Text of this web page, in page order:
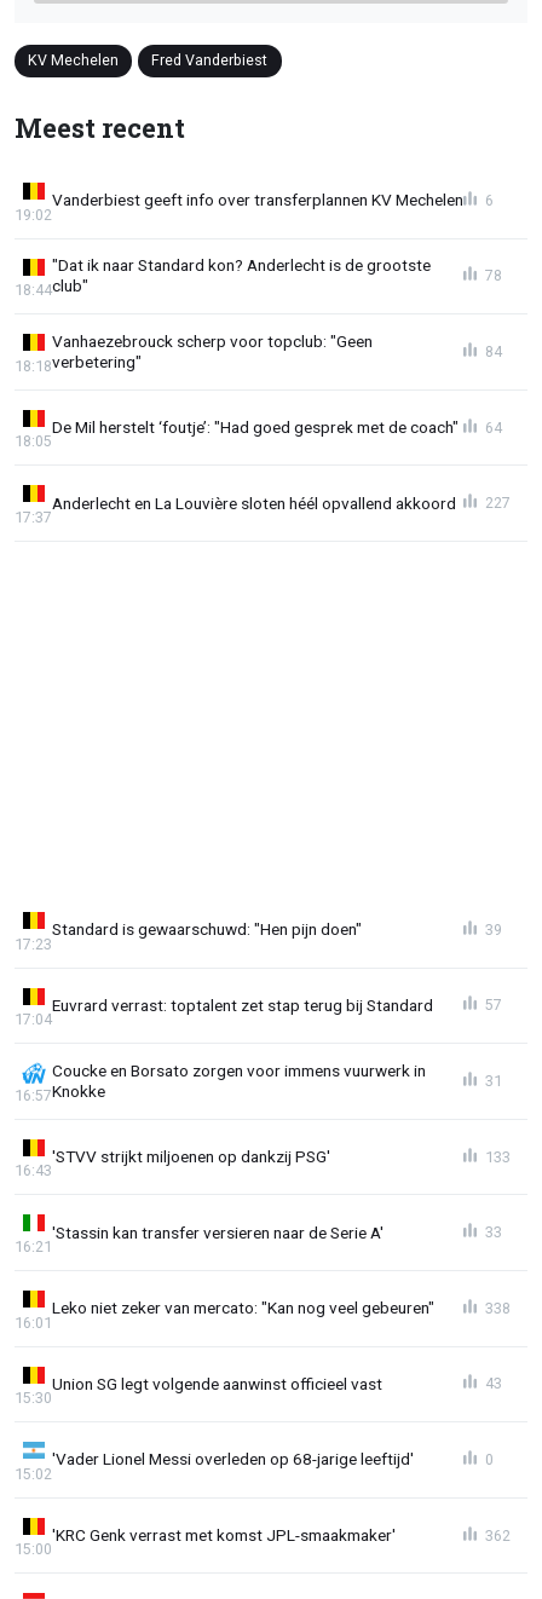
KV Mechelen Fred Vanderbiest
Meest recent
Vanderbiest geeft info over transferplannen KV Mechelen
19:02
6
"Dat ik naar Standard kon? Anderlecht is de grootste
club"
18:44
78
Vanhaezebrouck scherp voor topclub: "Geen
verbetering"
18:18
84
De Mil herstelt ‘foutje’: "Had goed gesprek met de coach"
18:05
64
Anderlecht en La Louvière sloten héél opvallend akkoord
17:37
227
Standard is gewaarschuwd: "Hen pijn doen"
17:23
39
Euvrard verrast: toptalent zet stap terug bij Standard
17:04
57
Coucke en Borsato zorgen voor immens vuurwerk in
Knokke
16:57
31
'STVV strijkt miljoenen op dankzij PSG'
16:43
133
'Stassin kan transfer versieren naar de Serie A'
16:21
33
Leko niet zeker van mercato: "Kan nog veel gebeuren"
16:01
338
Union SG legt volgende aanwinst officieel vast
15:30
43
'Vader Lionel Messi overleden op 68-jarige leeftijd'
15:02
0
'KRC Genk verrast met komst JPL-smaakmaker'
15:00
362